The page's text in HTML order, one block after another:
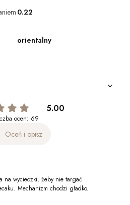
0.22
orientalny
5.00
ocen: 69
Oceń i opisz
na wycieczki, żeby nie targać
Mechanizm chodzi gładko.